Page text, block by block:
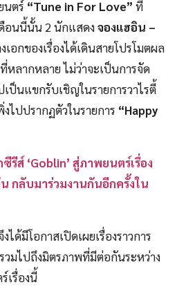
ตร์ “Tune in For Love” ที่
ดือนนี้นั้น 2 นักแสดงจองแฮอิน –
อกของเรื่องได้เดินสายโปรโมตผล
หลากหลาย ไม่ว่าจะเป็นการจัด
เป็นแขกรับเชิญในรายการวาไรตี้
ไปปรากฏตัวในรายการ “Happy
รีส์ ‘Goblin’ สู่ภาพยนตร์เรื่อง
กลับมาร่วมงานกันอีกครั้งใน
งได้มีโอกาสเปิดเผยเรื่องราวการ
วมไปถึงมิตรภาพที่มีต่อกันระหว่าง
เรื่องนี้